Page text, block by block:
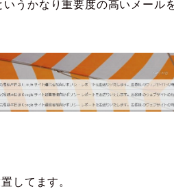
うかなり重要度の高いメール
してます。